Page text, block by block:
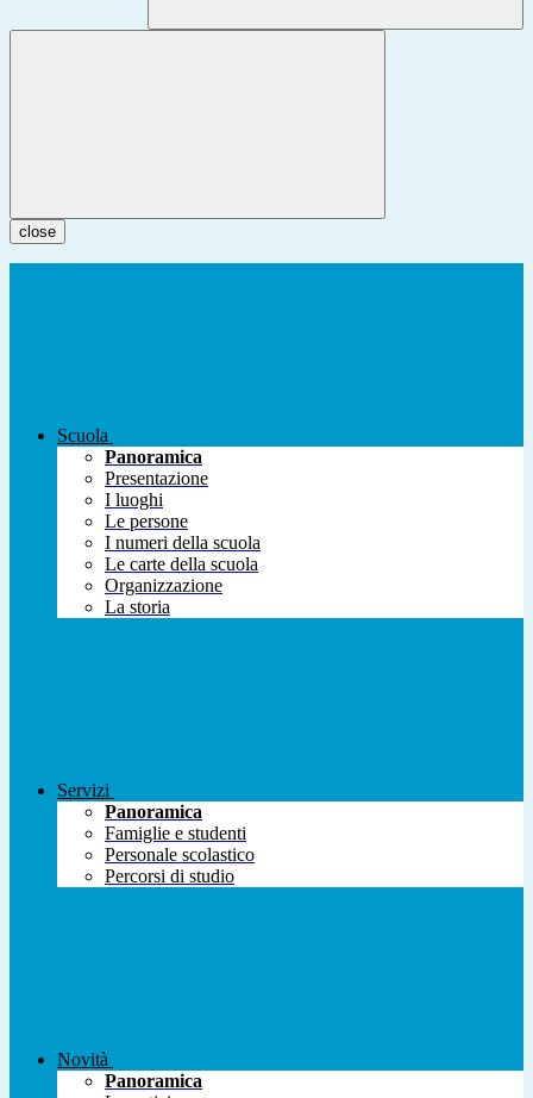
close
Scuola
Panoramica
Presentazione
I luoghi
Le persone
I numeri della scuola
Le carte della scuola
Organizzazione
La storia
Servizi
Panoramica
Famiglie e studenti
Personale scolastico
Percorsi di studio
Novità
Panoramica